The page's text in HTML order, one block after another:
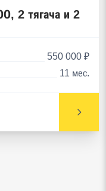
2 тягача и 2
550 000 ₽
11 мес.